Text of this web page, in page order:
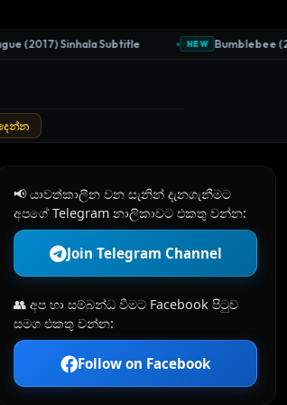
(2017) Sinhala Subtitle NEW Bumblebee
📢 යාවත්කාලීන වන සැනින් දැනගැනීමට
අපගේ Telegram නාලිකාවට එකතු වන්න:
Join Telegram Channel
👥 අප හා සම්බන්ධ වීමට Facebook පිටුව
සමග එකතු වන්න:
Follow on Facebook